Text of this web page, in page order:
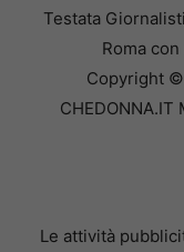
Testata
Roma
Copyright
Le attività